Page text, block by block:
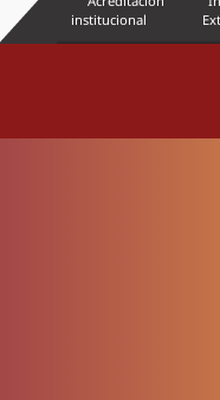
institucional